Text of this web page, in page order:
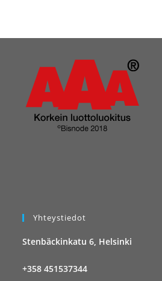
Yhteystiedot
Stenbäckinkatu 6, Helsinki
+358 451537344